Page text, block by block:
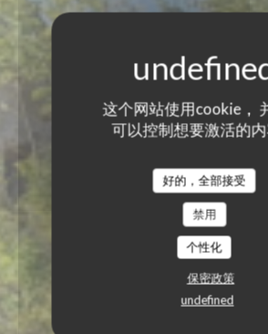
这个网站使用cookie，
可以控制想要激活的内
好的，全部接受
禁用
个性化
保密政策
undefined